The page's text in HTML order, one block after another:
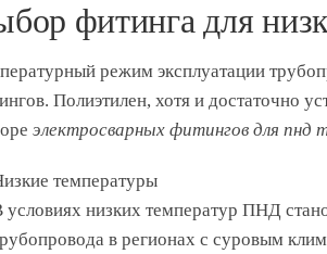
фитинга для
режим эксплуатации
Полиэтилен, хотя и достаточно
электросварных фитингов для пнд
температуры
условиях низких температур ПНД
в регионах с суровым